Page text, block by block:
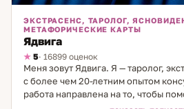
ЭКСТРАСЕНС, ТАРОЛОГ,
МЕТАФОРИЧЕСКИЕ КАРТЫ
Ядвига
5· 16899 оценок
Меня зовут Ядвига. Я — таролог,
с более чем 20-летним опытом
работа направлена на то, чтобы